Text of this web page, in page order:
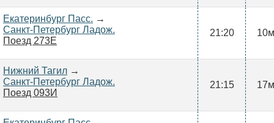
Екатеринбург Пасс. →
Санкт-Петербург Ладож.
Поезд 273Е
21:20 10м
Нижний Тагил →
Санкт-Петербург Ладож.
Поезд 093И
21:15 17м